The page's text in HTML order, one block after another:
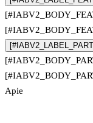
Apie